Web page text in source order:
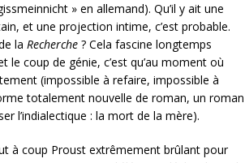
» en allemand). Qu’il y ait une
et une projection intime, c’est probable.
la Recherche ? Cela fascine longtemps
le coup de génie, c’est qu’au moment où
(impossible à refaire, impossible à
totalement nouvelle de roman, un roman
l’indialectique : la mort de la mère).
à coup Proust extrêmement brûlant pour